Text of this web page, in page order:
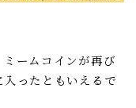
ームコインが再び
ったともいえるで